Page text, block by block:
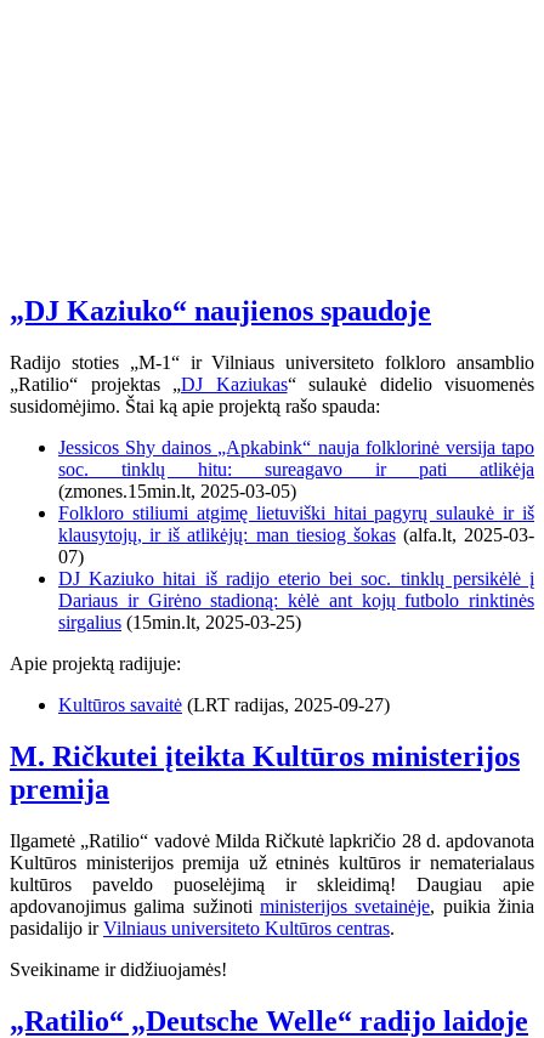
„DJ Kaziuko“ naujienos spaudoje
Radijo stoties „M-1“ ir Vilniaus universiteto folkloro ansamblio
„Ratilio“ projektas „DJ Kaziukas“ sulaukė didelio visuomenės
susidomėjimo. Štai ką apie projektą rašo spauda:
Jessicos Shy dainos „Apkabink“ nauja folklorinė versija tapo
soc. tinklų hitu: sureagavo ir pati atlikėja
(zmones.15min.lt, 2025-03-05)
Folkloro stiliumi atgimę lietuviški hitai pagyrų sulaukė ir iš
klausytojų, ir iš atlikėjų: man tiesiog šokas(alfa.lt, 2025-03-
07)
DJ Kaziuko hitai iš radijo eterio bei soc. tinklų persikėlė į
Dariaus ir Girėno stadioną: kėlė ant kojų futbolo rinktinės
sirgalius (15min.lt, 2025-03-25)
Apie projektą radijuje:
Kultūros savaitė (LRT radijas, 2025-09-27)
M. Ričkutei įteikta Kultūros ministerijos
premija
Ilgametė „Ratilio“ vadovė Milda Ričkutė lapkričio 28 d. apdovanota
Kultūros ministerijos premija už etninės kultūros ir nematerialaus
kultūros paveldo puoselėjimą ir skleidimą! Daugiau apie
apdovanojimus galima sužinoti ministerijos svetainėje, puikia žinia
pasidalijo irVilniaus universiteto Kultūros centras.
Sveikiname ir didžiuojamės!
„Ratilio“ „Deutsche Welle“ radijo laidoje